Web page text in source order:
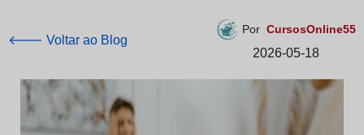
🡐 Voltar ao Blog
Por CursosOnline55
2026-05-18